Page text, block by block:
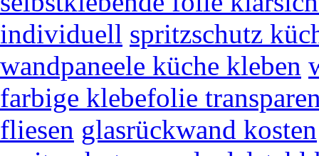
individuell spritzschutz
wandpaneele küche kleben
farbige klebefolie
fliesen glasrückwand kosten